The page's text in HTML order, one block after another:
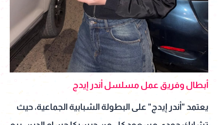
أبطال وفريق عمل مسلسل أندر إيدج
يعتمد "أندر إيدج" على البطولة الشبابية الجماعية، حيث